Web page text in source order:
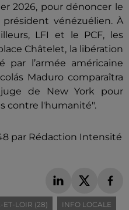
2026, pour dénoncer le
vénézuélien. À
LFI et le PCF, les
Châtelet, la libération
par l’armée américaine
Maduro comparaîtra
de New York pour
contre l'humanité".
par Rédaction Intensité
ET-LOIR (28) INFO LOCALE